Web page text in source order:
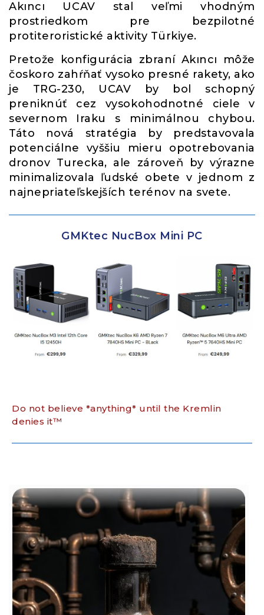
Akıncı UCAV stal veľmi vhodným
prostriedkom pre bezpilotné
protiteroristické aktivity Türkiye.
Pretože konfigurácia zbraní Akıncı môže
čoskoro zahŕňať vysoko presné rakety, ako
je TRG-230, UCAV by bol schopný
preniknúť cez vysokohodnotné ciele v
severnom Iraku s minimálnou chybou.
Táto nová stratégia by predstavovala
potenciálne vyššiu mieru opotrebovania
dronov Turecka, ale zároveň by výrazne
minimalizovala ľudské obete v jednom z
najnepriateľskejších terénov na svete.
GMKtec NucBox Mini PC
Do not believe *anything* until the Kremlin
denies it™